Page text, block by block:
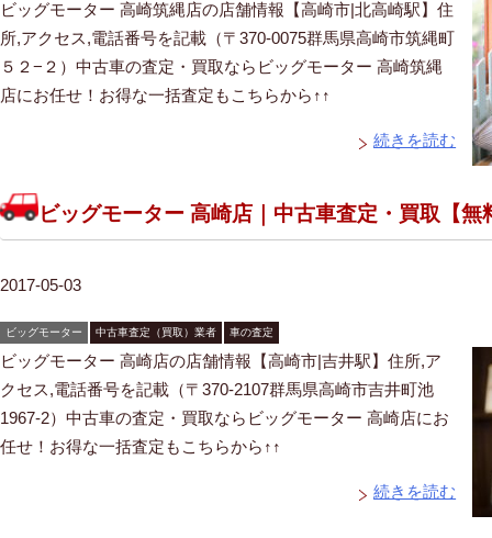
ビッグモーター 高崎筑縄店の店舗情報【高崎市|北高崎駅】住
所,アクセス,電話番号を記載（〒370-0075群馬県高崎市筑縄町
５２−２）中古車の査定・買取ならビッグモーター 高崎筑縄
店にお任せ！お得な一括査定もこちらから↑↑
続きを読む
ビッグモーター 高崎店｜中古車査定・買取【無
2017-05-03
ビッグモーター 中古車査定（買取）業者 車の査定
ビッグモーター 高崎店の店舗情報【高崎市|吉井駅】住所,ア
クセス,電話番号を記載（〒370-2107群馬県高崎市吉井町池
1967-2）中古車の査定・買取ならビッグモーター 高崎店にお
任せ！お得な一括査定もこちらから↑↑
続きを読む